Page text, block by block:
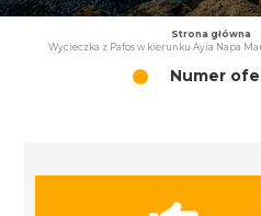
Strona główna
Wycieczka z Pafos w kierunku Ayia Napa
Numer